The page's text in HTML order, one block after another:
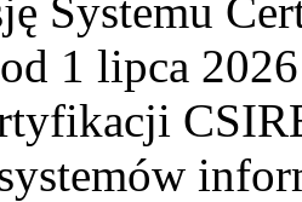
Systemu
1 lipca